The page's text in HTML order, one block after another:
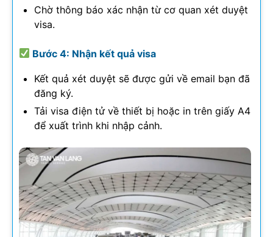
Chờ thông báo xác nhận từ cơ quan xét duyệt
visa.
Bước 4: Nhận kết quả visa
Kết quả xét duyệt sẽ được gửi về email bạn đã
đăng ký.
Tải visa điện tử về thiết bị hoặc in trên giấy A4
để xuất trình khi nhập cảnh.